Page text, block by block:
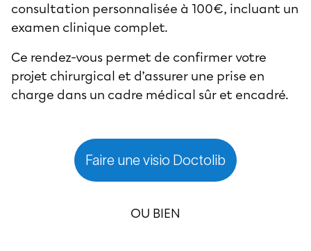
consultation personnalisée à 100€, incluant un
examen clinique complet.
Ce rendez-vous permet de confirmer votre
projet chirurgical et d’assurer une prise en
charge dans un cadre médical sûr et encadré.
Faire une visio Doctolib
OU BIEN